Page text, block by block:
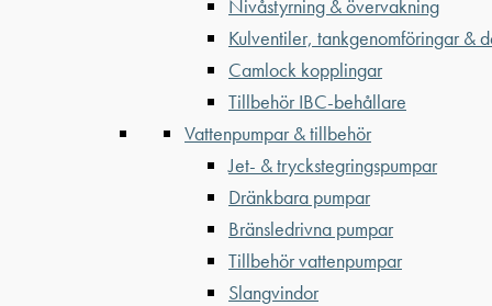
Nivåstyrning & övervakning
Kulventiler, tankgenomföringar &
Camlock kopplingar
Tillbehör IBC-behållare
Vattenpumpar & tillbehör
Jet- & tryckstegringspumpar
Dränkbara pumpar
Bränsledrivna pumpar
Tillbehör vattenpumpar
Slangvindor